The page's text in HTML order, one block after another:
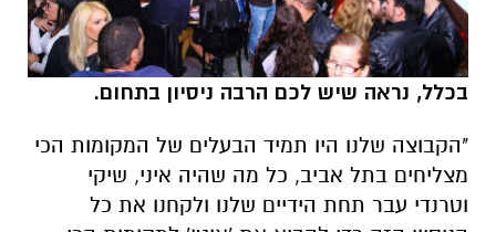
בכלל, נראה שיש לכם הרבה ניסיון בתחום.
"הקבוצה שלנו היו תמיד הבעלים של המקומות הכי
מצליחים בתל אביב, כל מה שהיה איני, שיקי
וטרנדי עבר תחת הידיים שלנו ולקחנו את כל